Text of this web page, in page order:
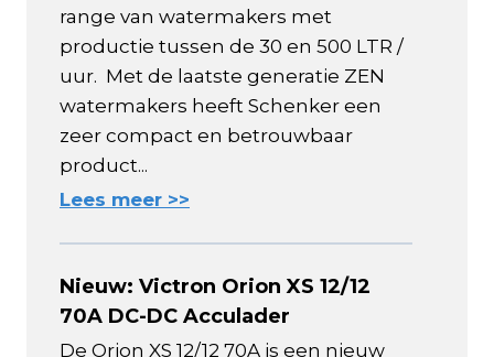
range van watermakers met
productie tussen de 30 en 500 LTR /
uur. Met de laatste generatie ZEN
watermakers heeft Schenker een
zeer compact en betrouwbaar
product...
Lees meer >>
Nieuw: Victron Orion XS 12/12
70A DC-DC Acculader
De Orion XS 12/12 70A is een nieuw